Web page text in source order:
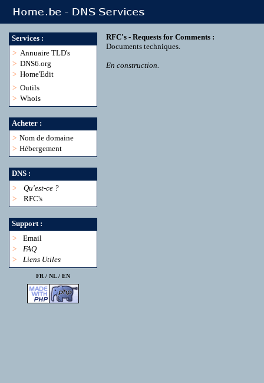
Services :
> Annuaire TLD's
> DNS6.org
> Home'Edit
> Outils
> Whois
Acheter :
> Nom de domaine
> Hébergement
DNS :
>
Qu'est-ce ?
>
RFC's
Support :
>
Email
>
FAQ
>
Liens Utiles
FR / NL/ EN
RFC's - Requests for Comments :
Documents techniques.
En construction.